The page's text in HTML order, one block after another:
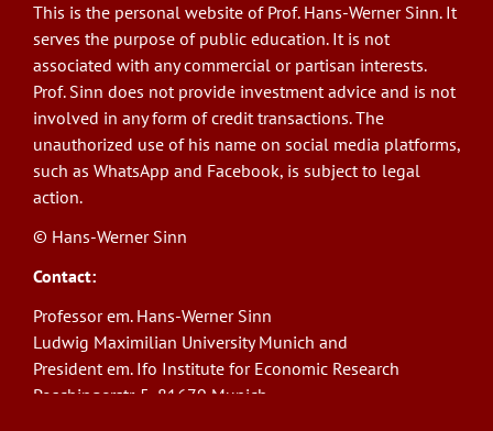
This is the personal website of Prof. Hans-Werner Sinn. It
serves the purpose of public education. It is not
associated with any commercial or partisan interests.
Prof. Sinn does not provide investment advice and is not
involved in any form of credit transactions. The
unauthorized use of his name on social media platforms,
such as WhatsApp and Facebook, is subject to legal
action.
© Hans-Werner Sinn
Contact:
Professor em. Hans-Werner Sinn
Ludwig Maximilian University Munich and
President em. Ifo Institute for Economic Research
Poschingerstr. 5, 81679 Munich